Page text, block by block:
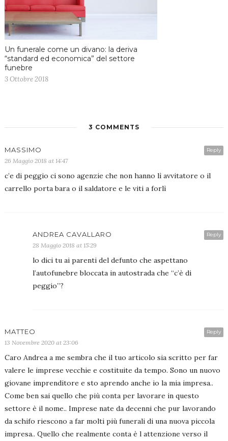
Un funerale come un divano: la deriva
“standard ed economica” del settore
funebre
3 Ottobre 2018
3 COMMENTS
Reply
MASSIMO
26 Maggio 2018 at 14:47
c’e di peggio ci sono agenzie che non hanno lì avvitatore o il
carrello porta bara o il saldatore e le viti a forlì
Reply
ANDREA CAVALLARO
28 Maggio 2018 at 15:29
lo dici tu ai parenti del defunto che aspettano
l’autofunebre bloccata in autostrada che “c’è di
peggio”?
Reply
MATTEO
13 Novembre 2020 at 23:06
Caro Andrea a me sembra che il tuo articolo sia scritto per far
valere le imprese vecchie e costituite da tempo. Sono un nuovo
giovane imprenditore e sto aprendo anche io la mia impresa..
Come ben sai quello che più conta per lavorare in questo
settore è il nome.. Imprese nate da decenni che pur lavorando
da schifo riescono a far molti più funerali di una nuova piccola
impresa.. Quello che realmente conta è l attenzione verso il